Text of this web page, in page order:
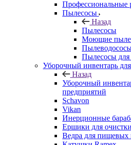
Профессиональные
Пылесосы
Назад
Пылесосы
Моющие
Пылесосы для
Уборочный инвентарь
Назад
Уборочный
предприятий
Schavon
Vikan
Инерционные
Ершики для
Ведра для пищевых